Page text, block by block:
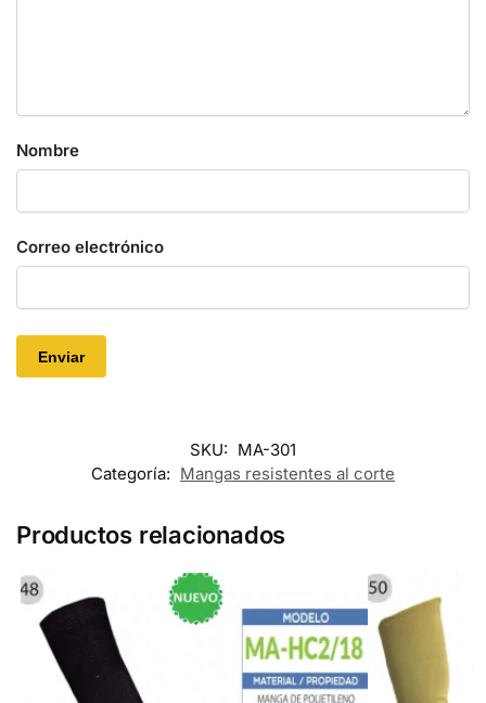
Nombre
Correo electrónico
SKU: MA-301
Categoría: Mangas resistentes al corte
Productos relacionados